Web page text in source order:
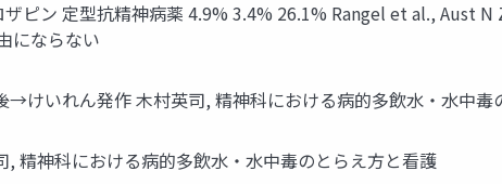
ピン 定型抗精神病薬 4.9% 3.4% 26.1% Rangel et al., Aust
にならない
けいれん発作 木村英司, 精神科における病的多飲水・水中毒
精神科における病的多飲水・水中毒のとらえ方と看護